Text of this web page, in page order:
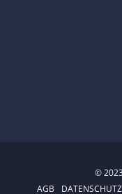
©
AGB
DATENSCHUTZ